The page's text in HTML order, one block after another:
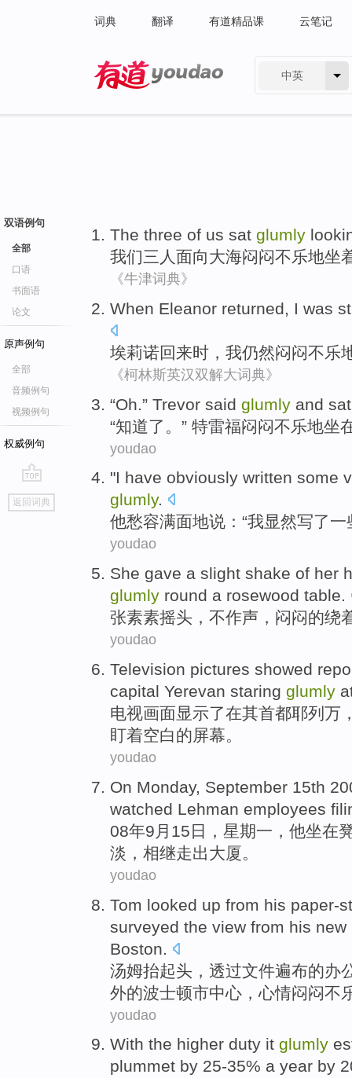
词典 翻译 有道精品课 云笔记
中英
双语例句
全部
口语
书面语
论文
原声例句
全部
音频例句
视频例句
权威例句
go
top
返回词典
The three of us sat glumly
我们三 人面向大海闷闷不乐地坐
《牛津词典》
When Eleanor returned, I was
埃莉诺回来时 ， 我仍然闷闷不乐
《柯林斯英汉双解大词典》
“Oh .” Trevor said glumly and
“知道了。” 特雷福闷闷不乐地坐
youdao
"I have obviously written some
glumly.
他愁容满面地说：“我显然写了一
youdao
She gave a slight shake of her
glumly round a rosewood table.
张素素摇头 ， 不作声， 闷闷的绕
youdao
Television pictures showed
capital Yerevan staring glumly
电视画面显示了在其首都耶列万
盯着空白的屏幕。
youdao
On Monday, September 15th
watched Lehman employees
08年9月 15 日， 星期一 ， 他坐在
淡，相继走出大厦。
youdao
Tom looked up from his paper-
surveyed the view from his new
Boston
汤姆抬起头，透过文件遍布的办
外的波士顿市中心 ，心情闷闷不
youdao
With the higher duty it glumly
plummet by 25-35% a year by